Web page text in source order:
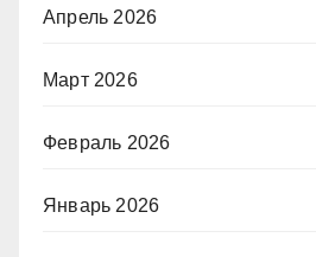
Апрель 2026
Март 2026
Февраль 2026
Январь 2026